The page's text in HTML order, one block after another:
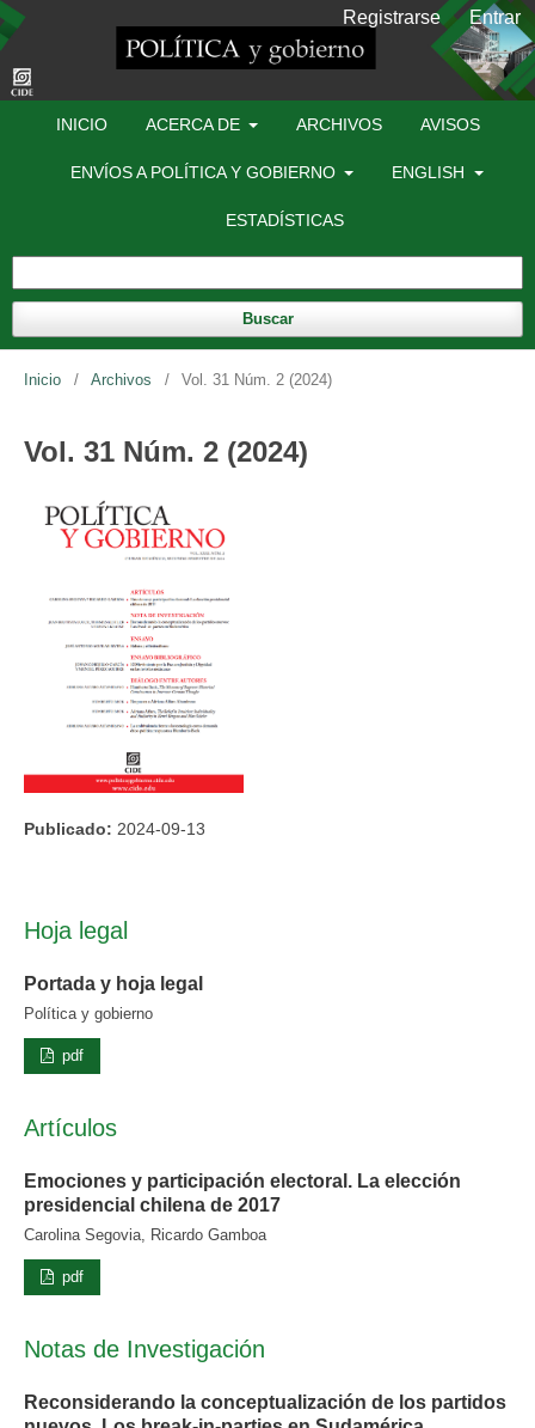
INICIO ACERCA DE ARCHIVOS AVISOS
ENVÍOS A POLÍTICA Y GOBIERNO ENGLISH
ESTADÍSTICAS
Buscar
Registrarse Entrar
Inicio / Archivos / Vol. 31 Núm. 2 (2024)
Vol. 31 Núm. 2 (2024)
Publicado: 2024-09-13
Hoja legal
Portada y hoja legal
Política y gobierno
pdf
Artículos
Emociones y participación electoral. La elección
presidencial chilena de 2017
Carolina Segovia, Ricardo Gamboa
pdf
Notas de Investigación
Reconsiderando la conceptualización de los partidos